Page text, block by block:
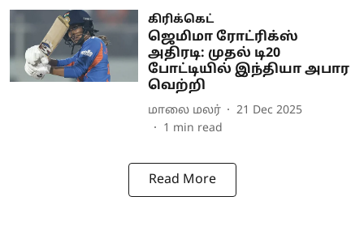
கிரிக்கெட்
ஜெமிமா ரோட்ரிக்ஸ்
அதிரடி: முதல் டி20
போட்டியில் இந்தியா அபார
வெற்றி
மாலை மலர்
21 Dec 2025
1 min read
Read More